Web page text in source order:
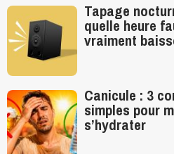
Tapage
quelle heure
vraiment
Canicule : 3
simples pour
s’hydrater